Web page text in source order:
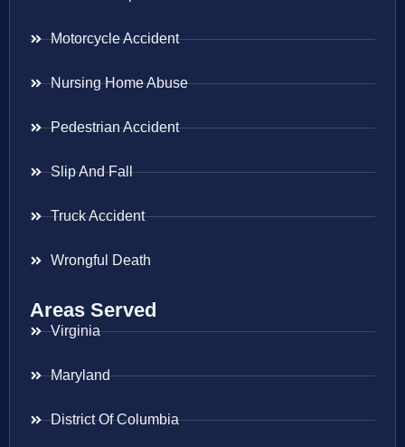
Motorcycle Accident
Nursing Home Abuse
Pedestrian Accident
Slip And Fall
Truck Accident
Wrongful Death
Areas Served
Virginia
Maryland
District Of Columbia